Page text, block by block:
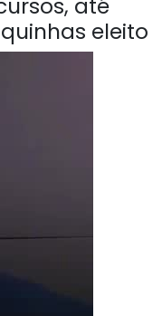
até
eleito